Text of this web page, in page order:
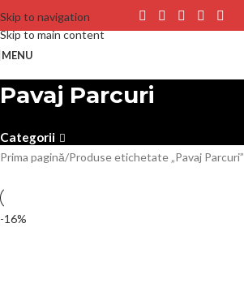
Skip to navigation
Skip to main content
MENU
Pavaj Parcuri
Categorii
Prima pagină Produse etichetate „Pavaj Parcuri”
-16%